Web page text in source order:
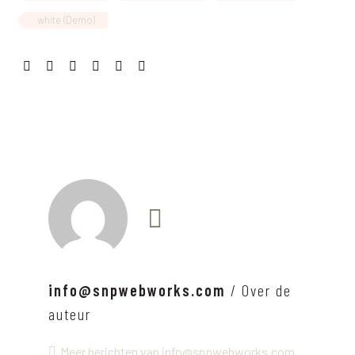
white (Demo)
info@snpwebworks.com / Over de
auteur
Meer berichten van info@snpwebworks.com